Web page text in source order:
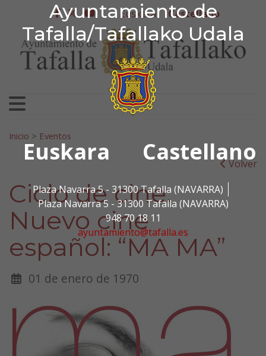
Ayuntamiento de
Tafalla/Tafallako Udala
Euskara Castellano
Plaza Navarra 5 - 31300 Tafalla (NAVARRA)
Plaza Navarra 5 - 31300 Tafalla (NAVARRA)
948 70 18 11
ayuntamiento@tafalla.es
Ir al contenido
Ayuntamiento de
facebook
twitter
youtube
Euskera Castellano
Search for:
Inicio > Eventos
Volver
Ciclo de cine.
Nuevo cine
español: “MA MA”
01 de enero de 1970